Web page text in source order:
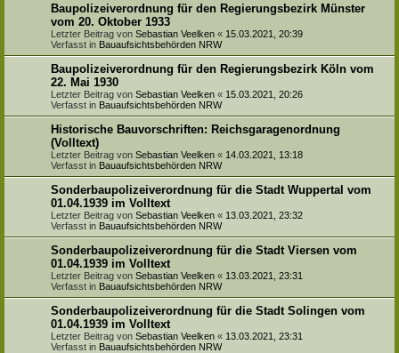
Baupolizeiverordnung für den Regierungsbezirk Münster
vom 20. Oktober 1933
Letzter Beitrag von Sebastian Veelken « 15.03.2021, 20:39
Verfasst in Bauaufsichtsbehörden NRW
Baupolizeiverordnung für den Regierungsbezirk Köln vom
22. Mai 1930
Letzter Beitrag von Sebastian Veelken « 15.03.2021, 20:26
Verfasst in Bauaufsichtsbehörden NRW
Historische Bauvorschriften: Reichsgaragenordnung
(Volltext)
Letzter Beitrag von Sebastian Veelken « 14.03.2021, 13:18
Verfasst in Bauaufsichtsbehörden NRW
Sonderbaupolizeiverordnung für die Stadt Wuppertal vom
01.04.1939 im Volltext
Letzter Beitrag von Sebastian Veelken « 13.03.2021, 23:32
Verfasst in Bauaufsichtsbehörden NRW
Sonderbaupolizeiverordnung für die Stadt Viersen vom
01.04.1939 im Volltext
Letzter Beitrag von Sebastian Veelken « 13.03.2021, 23:31
Verfasst in Bauaufsichtsbehörden NRW
Sonderbaupolizeiverordnung für die Stadt Solingen vom
01.04.1939 im Volltext
Letzter Beitrag von Sebastian Veelken « 13.03.2021, 23:31
Verfasst in Bauaufsichtsbehörden NRW